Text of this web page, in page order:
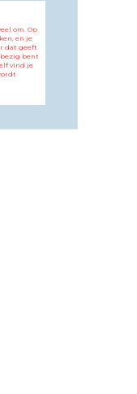
om. Op
en je
dat geeft
bent
vind je